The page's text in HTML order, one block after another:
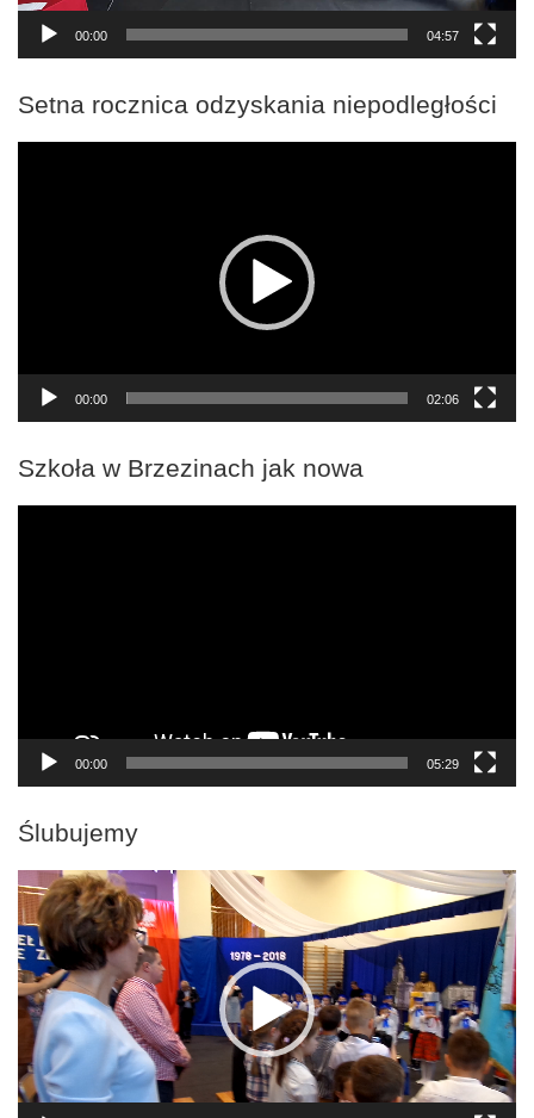
00:00 04:57
Setna rocznica odzyskania niepodległości
00:00 02:06
Szkoła w Brzezinach jak nowa
00:00 05:29
Ślubujemy
Odtwarzacz
video